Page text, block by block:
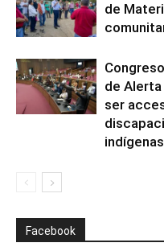
de
de Alerta
ser
indígenas
Facebook